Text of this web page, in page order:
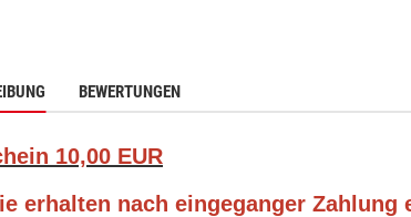
BEWERTUNGEN
10,00 EUR
erhalten nach eingeganger